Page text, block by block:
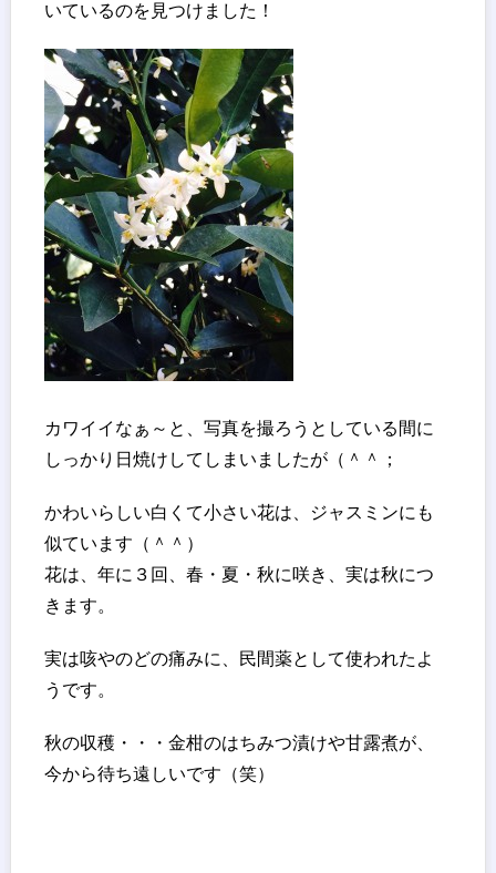
いているのを見つけました！
カワイイなぁ～と、写真を撮ろうとしている間に
しっかり日焼けしてしまいましたが（＾＾；
かわいらしい白くて小さい花は、ジャスミンにも
似ています（＾＾）
花は、年に３回、春・夏・秋に咲き、実は秋につ
きます。
実は咳やのどの痛みに、民間薬として使われたよ
うです。
秋の収穫・・・金柑のはちみつ漬けや甘露煮が、
今から待ち遠しいです（笑）